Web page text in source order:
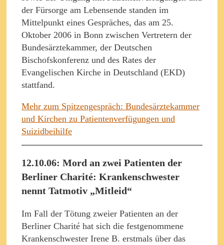
der Fürsorge am Lebensende standen im
Mittelpunkt eines Gespräches, das am 25.
Oktober 2006 in Bonn zwischen Vertretern der
Bundesärztekammer, der Deutschen
Bischofskonferenz und des Rates der
Evangelischen Kirche in Deutschland (EKD)
stattfand.
Mehr zum Spitzengespräch: Bundesärztekammer
und Kirchen zu Patientenverfügungen und
Suizidbeihilfe
12.10.06: Mord an zwei Patienten der
Berliner Charité: Krankenschwester
nennt Tatmotiv „Mitleid“
Im Fall der Tötung zweier Patienten an der
Berliner Charité hat sich die festgenommene
Krankenschwester Irene B. erstmals über das